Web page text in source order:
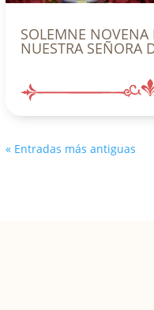
SOLEMNE
NUESTRA SEÑORA
« Entradas más antiguas